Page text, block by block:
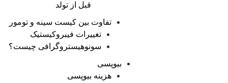
قبل از تولد
تفاوت بین کیست سینه و تومور
تغییرات فیبروکیستیک
سونوهیستروگرافی چیست؟
بیوپسی
هزینه بیوپسی